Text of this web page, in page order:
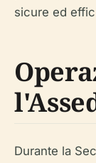
sicure ed
Durante la